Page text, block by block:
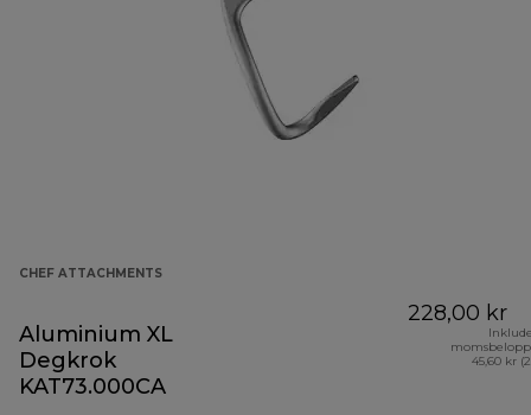
CHEF ATTACHMENTS
Aluminium XL
Degkrok
KAT73.000CA
228,00 kr
45,60 kr